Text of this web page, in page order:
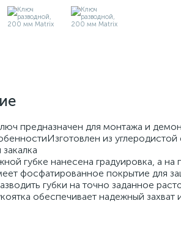
предназначен для монтажа и
из углеродистой
губке нанесена градуировка, а
фосфатированное покрытие для
губки на точно заданное
обеспечивает надежный